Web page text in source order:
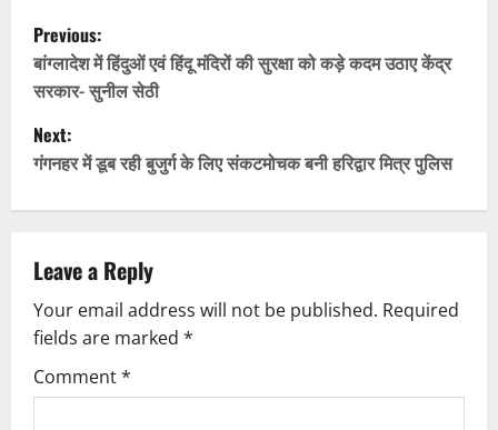
P
o
s
t
n
a
v
i
g
Previous:
बांग्लादेश में हिंदुओं एवं हिंदू मंदिरों की सुरक्षा को कड़े कदम उठाए केंद्र
सरकार- सुनील सेठी
Next:
गंगनहर में डूब रही बुजुर्ग के लिए संकटमोचक बनी हरिद्वार मित्र पुलिस
Leave a Reply
Your email address will not be published. Required
fields are marked *
Comment*